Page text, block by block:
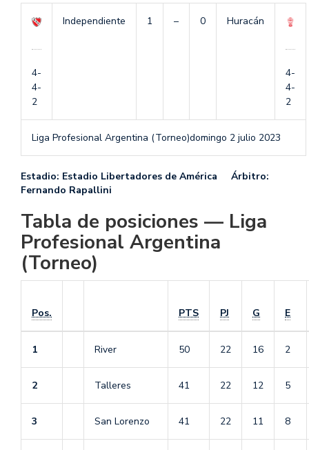
4-
4-
2
Independiente 1 – 0 Huracán
4-
4-
2
Liga Profesional Argentina (Torneo)domingo 2 julio 2023
Estadio: Estadio Libertadores de América Árbitro:
Fernando Rapallini
Tabla de posiciones — Liga
Profesional Argentina
(Torneo)
Pos. PTS PJ G E
1 River 50 22 16 2
2 Talleres 41 22 12 5
3 San Lorenzo 41 22 11 8